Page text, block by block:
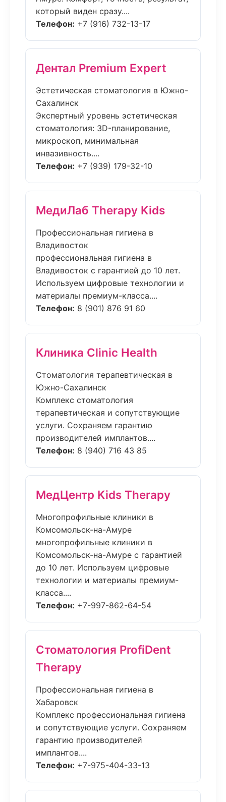
который виден сразу....
Телефон: +7 (916) 732-13-17
Дентал Premium Expert
Эстетическая стоматология в Южно-
Сахалинск
Экспертный уровень эстетическая
стоматология: 3D-планирование,
микроскоп, минимальная
инвазивность....
Телефон: +7 (939) 179-32-10
МедиЛаб Therapy Kids
Профессиональная гигиена в
Владивосток
профессиональная гигиена в
Владивосток с гарантией до 10 лет.
Используем цифровые технологии и
материалы премиум-класса....
Телефон: 8 (901) 876 91 60
Клиника Clinic Health
Стоматология терапевтическая в
Южно-Сахалинск
Комплекс стоматология
терапевтическая и сопутствующие
услуги. Сохраняем гарантию
производителей имплантов....
Телефон: 8 (940) 716 43 85
МедЦентр Kids Therapy
Многопрофильные клиники в
Комсомольск-на-Амуре
многопрофильные клиники в
Комсомольск-на-Амуре с гарантией
до 10 лет. Используем цифровые
технологии и материалы премиум-
класса....
Телефон: +7-997-862-64-54
Стоматология ProfiDent
Therapy
Профессиональная гигиена в
Хабаровск
Комплекс профессиональная гигиена
и сопутствующие услуги. Сохраняем
гарантию производителей
имплантов....
Телефон: +7-975-404-33-13